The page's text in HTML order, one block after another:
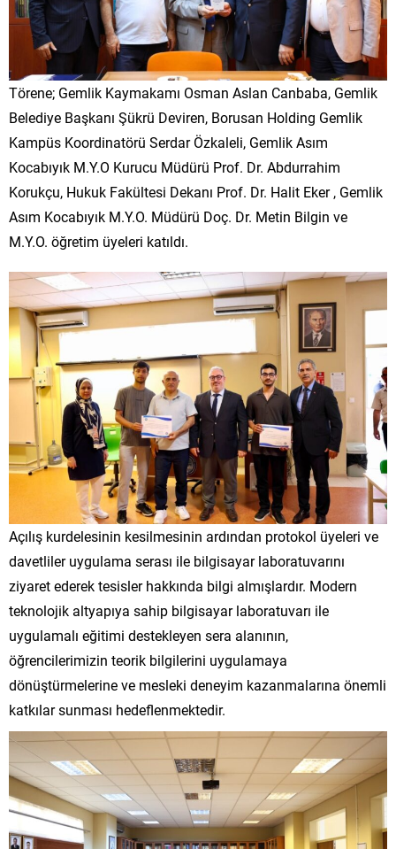
Törene; Gemlik Kaymakamı Osman Aslan Canbaba, Gemlik
Belediye Başkanı Şükrü Deviren, Borusan Holding Gemlik
Kampüs Koordinatörü Serdar Özkaleli, Gemlik Asım
Kocabıyık M.Y.O Kurucu Müdürü Prof. Dr. Abdurrahim
Korukçu, Hukuk Fakültesi Dekanı Prof. Dr. Halit Eker , Gemlik
Asım Kocabıyık M.Y.O. Müdürü Doç. Dr. Metin Bilgin ve
M.Y.O. öğretim üyeleri katıldı.
Açılış kurdelesinin kesilmesinin ardından protokol üyeleri ve
davetliler uygulama serası ile bilgisayar laboratuvarını
ziyaret ederek tesisler hakkında bilgi almışlardır. Modern
teknolojik altyapıya sahip bilgisayar laboratuvarı ile
uygulamalı eğitimi destekleyen sera alanının,
öğrencilerimizin teorik bilgilerini uygulamaya
dönüştürmelerine ve mesleki deneyim kazanmalarına önemli
katkılar sunması hedeflenmektedir.